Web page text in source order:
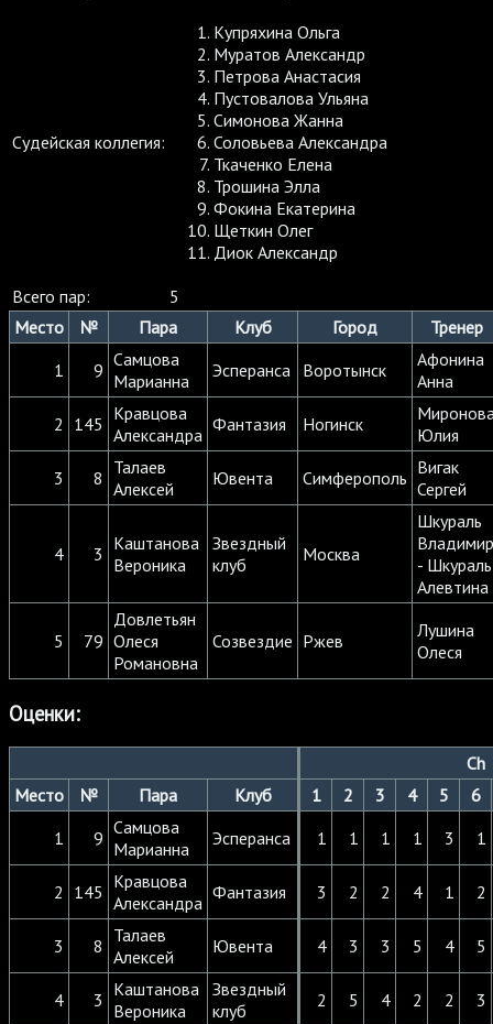
Судейская коллегия:
Купряхина Ольга
Муратов Александр
Петрова Анастасия
Пустовалова Ульяна
Симонова Жанна
Соловьева Александра
Ткаченко Елена
Трошина Элла
Фокина Екатерина
Щеткин Олег
Диок Александр
Всего пар:
5
Место
№ Пара Клуб Город
Тренер
1
9 Самцова
Марианна
Эсперанса Воротынск
Афонина
Анна
2 145 Кравцова
Александра Фантазия Ногинск
Юлия
3
8 Талаев
Алексей
Ювента Симферополь Вигак
Сергей
4 3 Каштанова
Вероника
Звездный
клуб
Москва
Шкураль
Владимир
- Шкураль
Алевтина
5 79
Довлетьян
Олеся
Романовна
Созвездие Ржев
Лушина
Олеся
Оценки:
Ch
Место
№ Пара Клуб 1 2 3 4 5
6
1
9 Самцова
Марианна
Эсперанса 1 1 1 1 3 1
2 145 Кравцова
Александра Фантазия 3 2 2 4 1 2
3 8 Талаев
Алексей
Ювента 4 3 3 5 4 5
4 3 Каштанова
Вероника
Звездный
клуб
2 5 4 2 2 3